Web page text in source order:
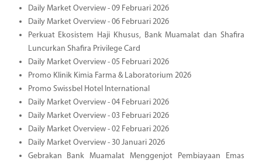
Daily Market Overview - 09 Februari 2026
Daily Market Overview - 06 Februari 2026
Perkuat Ekosistem Haji Khusus, Bank Muamalat dan Shafira
Luncurkan Shafira Privilege Card
Daily Market Overview - 05 Februari 2026
Promo Klinik Kimia Farma & Laboratorium 2026
Promo Swissbel Hotel International
Daily Market Overview - 04 Februari 2026
Daily Market Overview - 03 Februari 2026
Daily Market Overview - 02 Februari 2026
Daily Market Overview - 30 Januari 2026
Gebrakan Bank Muamalat Menggenjot Pembiayaan Emas